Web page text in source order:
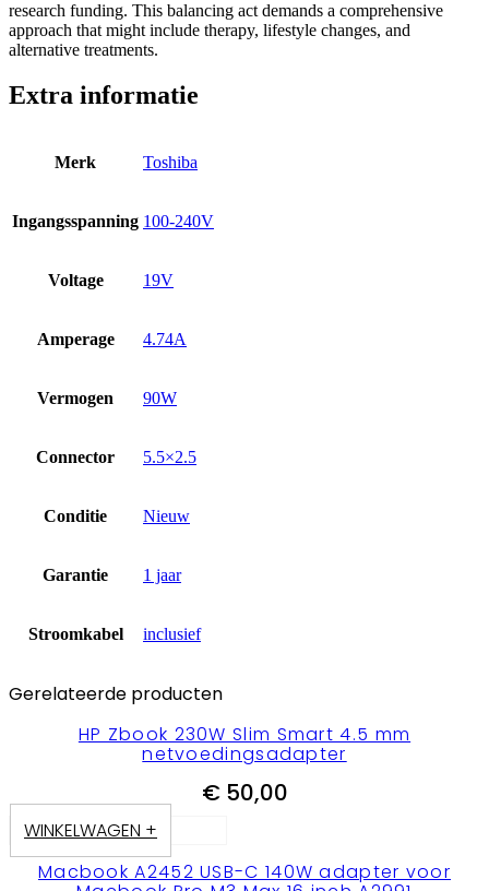
research funding. This balancing act demands a comprehensive
approach that might include therapy, lifestyle changes, and
alternative treatments.
Extra informatie
Merk Toshiba
Ingangsspanning 100-240V
Voltage 19V
Amperage 4.74A
Vermogen 90W
Connector 5.5×2.5
Conditie Nieuw
Garantie 1 jaar
Stroomkabel inclusief
Gerelateerde producten
HP Zbook 230W Slim Smart 4.5 mm
netvoedingsadapter
€50,00
WINKELWAGEN +
Macbook A2452 USB-C 140W adapter voor